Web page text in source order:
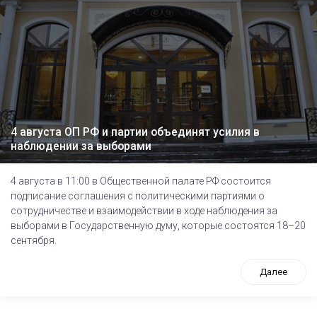
4 августа ОП РФ и партии объединят усилия в
наблюдении за выборами
4 августа в 11:00 в Общественной палате РФ состоится
подписание соглашения с политическими партиями о
сотрудничестве и взаимодействии в ходе наблюдения за
выборами в Государственную думу, которые состоятся 18–20
сентября.
Далее